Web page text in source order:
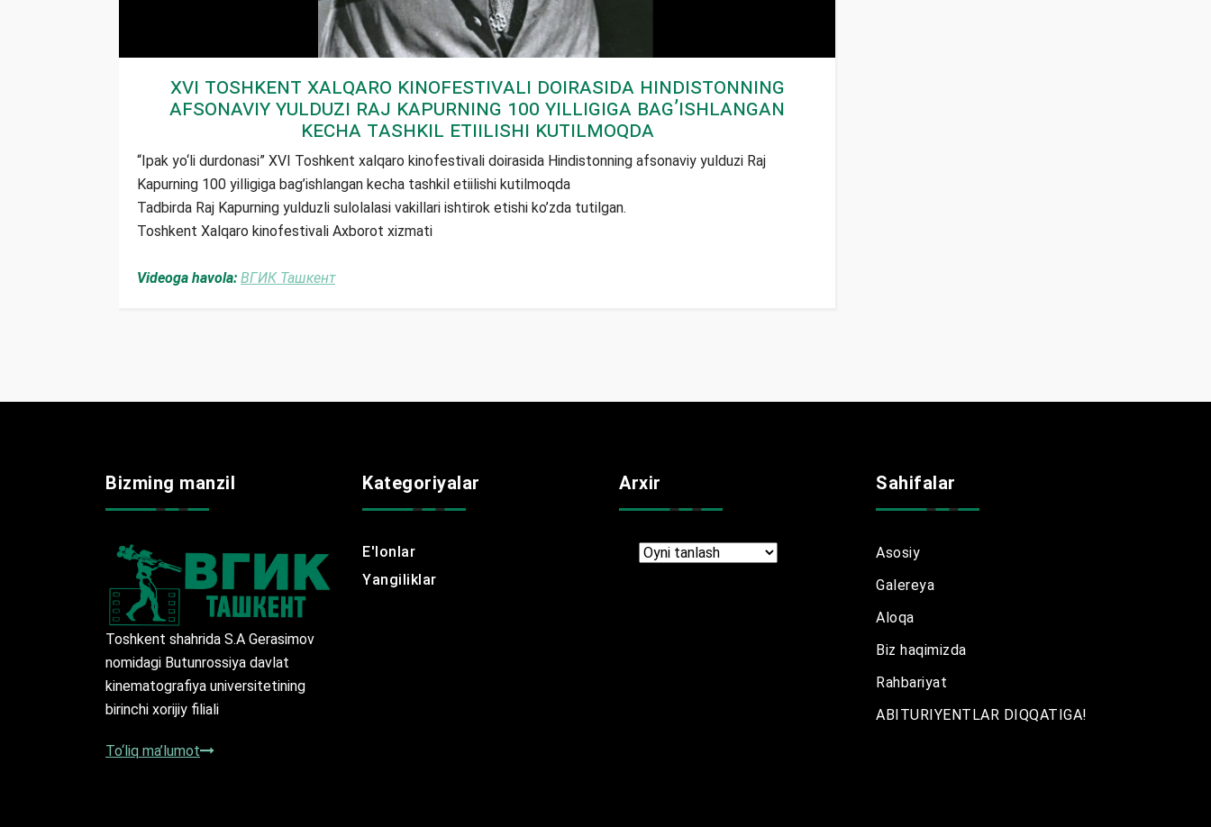
XVI Toshkent xalqaro kinofestivali doirasida Hindistonning
afsonaviy yulduzi Raj Kapurning 100 yilligiga bag’ishlangan
kecha tashkil etiilishi kutilmoqda
“Ipak yo‘li durdonasi” XVI Toshkent xalqaro kinofestivali doirasida Hindistonning afsonaviy yulduzi Raj
Kapurning 100 yilligiga bag’ishlangan kecha tashkil etiilishi kutilmoqda
Tadbirda Raj Kapurning yulduzli sulolalasi vakillari ishtirok etishi ko’zda tutilgan.
Toshkent Xalqaro kinofestivali Axborot xizmati
Videoga havola: ВГИК Ташкент
Bizming manzil
Toshkent shahrida S.A Gerasimov
nomidagi Butunrossiya davlat
kinematografiya universitetining
birinchi xorijiy filiali
To‘liq ma’lumot
Kategoriyalar
E'lonlar
Yangiliklar
Arxir
Arxir
Sahifalar
Asosiy
Galereya
Aloqa
Biz haqimizda
Rahbariyat
ABITURIYENTLAR DIQQATIGA!